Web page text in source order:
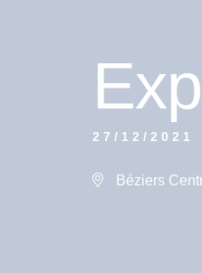
27/12/2021
Béziers